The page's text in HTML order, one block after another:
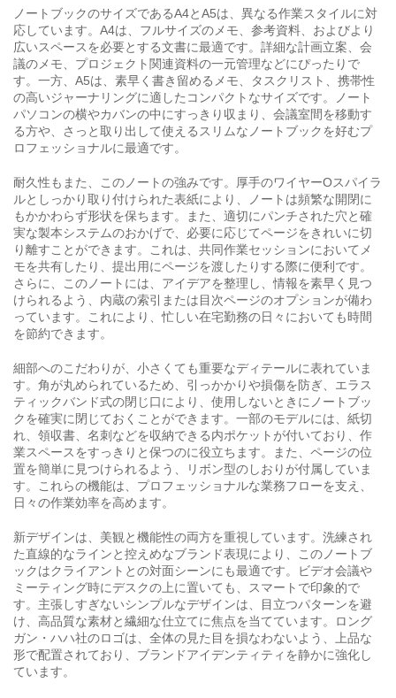
ノートブックのサイズであるA4とA5は、異なる作業スタイルに対
応しています。A4は、フルサイズのメモ、参考資料、およびより
広いスペースを必要とする文書に最適です。詳細な計画立案、会
議のメモ、プロジェクト関連資料の一元管理などにぴったりで
す。一方、A5は、素早く書き留めるメモ、タスクリスト、携帯性
の高いジャーナリングに適したコンパクトなサイズです。ノート
パソコンの横やカバンの中にすっきり収まり、会議室間を移動す
る方や、さっと取り出して使えるスリムなノートブックを好むプ
ロフェッショナルに最適です。
耐久性もまた、このノートの強みです。厚手のワイヤーOスパイラ
ルとしっかり取り付けられた表紙により、ノートは頻繁な開閉に
もかかわらず形状を保ちます。また、適切にパンチされた穴と確
実な製本システムのおかげで、必要に応じてページをきれいに切
り離すことができます。これは、共同作業セッションにおいてメ
モを共有したり、提出用にページを渡したりする際に便利です。
さらに、このノートには、アイデアを整理し、情報を素早く見つ
けられるよう、内蔵の索引または目次ページのオプションが備わ
っています。これにより、忙しい在宅勤務の日々においても時間
を節約できます。
細部へのこだわりが、小さくても重要なディテールに表れていま
す。角が丸められているため、引っかかりや損傷を防ぎ、エラス
ティックバンド式の閉じ口により、使用しないときにノートブッ
クを確実に閉じておくことができます。一部のモデルには、紙切
れ、領収書、名刺などを収納できる内ポケットが付いており、作
業スペースをすっきりと保つのに役立ちます。また、ページの位
置を簡単に見つけられるよう、リボン型のしおりが付属していま
す。これらの機能は、プロフェッショナルな業務フローを支え、
日々の作業効率を高めます。
新デザインは、美観と機能性の両方を重視しています。洗練され
た直線的なラインと控えめなブランド表現により、このノートブ
ックはクライアントとの対面シーンにも最適です。ビデオ会議や
ミーティング時にデスクの上に置いても、スマートで印象的で
す。主張しすぎないシンプルなデザインは、目立つパターンを避
け、高品質な素材と繊細な仕立てに焦点を当てています。ロング
ガン・ハハ社のロゴは、全体の見た目を損なわないよう、上品な
形で配置されており、ブランドアイデンティティを静かに強化し
ています。